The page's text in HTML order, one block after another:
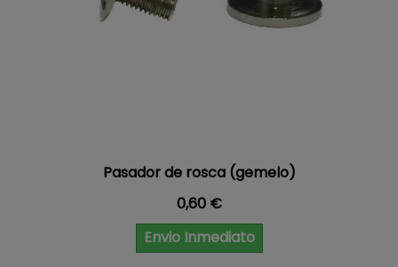
Pasador de rosca (gemelo)
Precio
0,60 €
Envio Inmediato